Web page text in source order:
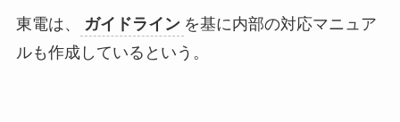
東電は、 ガイドライン を基に内部の対応マニュア
ルも作成しているという。